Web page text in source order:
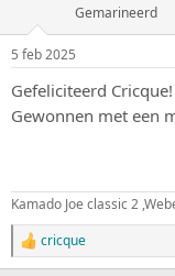
e
:
Gemarineerd
5 feb 2025
Gefeliciteerd Cricque!
Gewonnen met een
Kamado Joe classic 2
W
a
cricque